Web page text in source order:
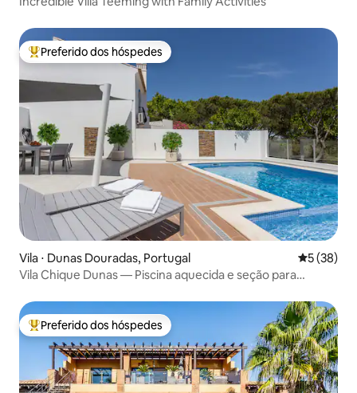
Entre os melhores preferidos dos hóspedes
Preferido dos hóspedes
Vila ⋅ Dunas Douradas, Portugal 5 de uma
5 (38)
Vila Chique Dunas — Piscina aquecida e seção para
Entre os melhores preferidos dos hóspedes
Preferido dos hóspedes